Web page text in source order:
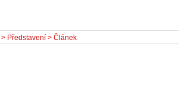
> Představení > Článek